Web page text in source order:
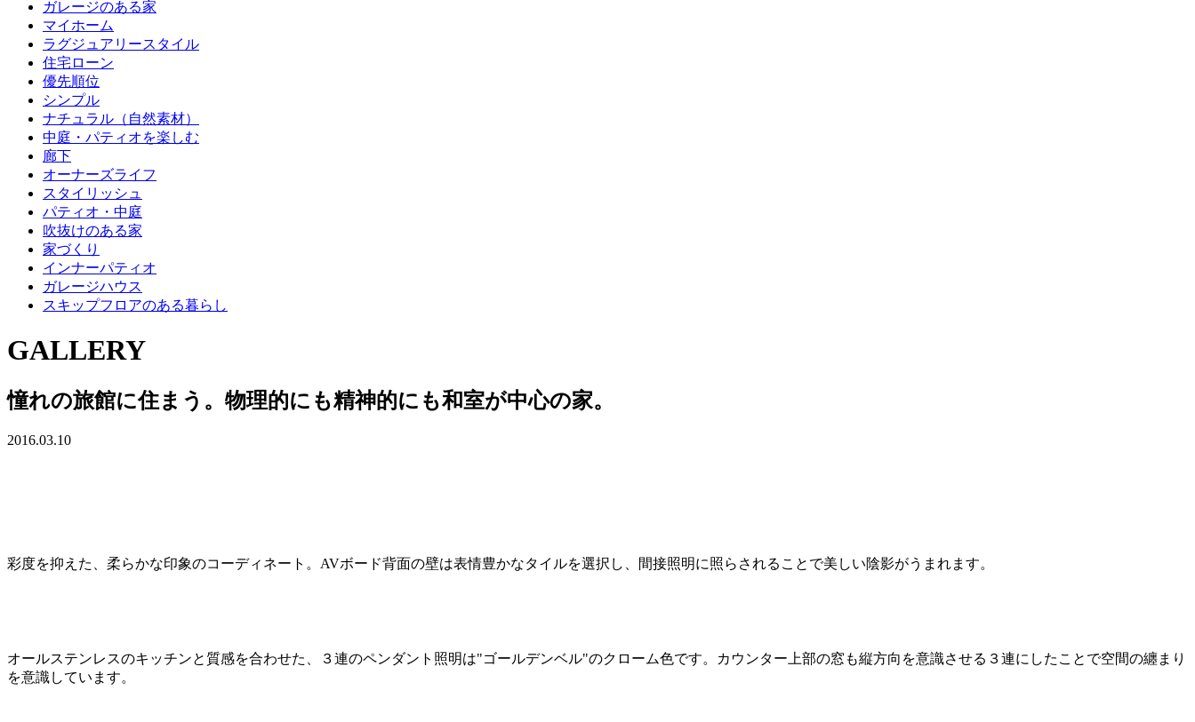
ガレージのある家
マイホーム
ラグジュアリースタイル
住宅ローン
優先順位
シンプル
ナチュラル（自然素材）
中庭・パティオを楽しむ
廊下
オーナーズライフ
スタイリッシュ
パティオ・中庭
吹抜けのある家
家づくり
インナーパティオ
ガレージハウス
スキップフロアのある暮らし
GALLERY
憧れの旅館に住まう。物理的にも精神的にも和室が中心の家。
2016.03.10
彩度を抑えた、柔らかな印象のコーディネート。AVボード背面の壁は表情豊かなタイルを選択し、間接照明に照らされることで美しい陰影がうまれます。
オールステンレスのキッチンと質感を合わせた、３連のペンダント照明は"ゴールデンベル"のクローム色です。カウンター上部の窓も縦方向を意識させる３連にしたことで空間の纏まり
を意識しています。